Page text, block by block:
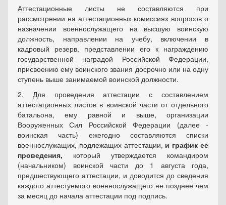
Аттестационные листы не составляются при
рассмотрении на аттестационных комиссиях вопросов о
назначении военнослужащего на высшую воинскую
должность, направлении на учебу, включении в
кадровый резерв, представлении его к награждению
государственной наградой Российской Федерации,
присвоению ему воинского звания досрочно или на одну
ступень выше занимаемой воинской должности.
2. Для проведения аттестации с составлением
аттестационных листов в воинской части от отдельного
батальона, ему равной и выше, организации
Вооруженных Сил Российской Федерации (далее -
воинская часть) ежегодно составляются списки
военнослужащих, подлежащих аттестации, и график ее
проведения, который утверждается командиром
(начальником) воинской части до 1 августа года,
предшествующего аттестации, и доводится до сведения
каждого аттестуемого военнослужащего не позднее чем
за месяц до начала аттестации под подпись.